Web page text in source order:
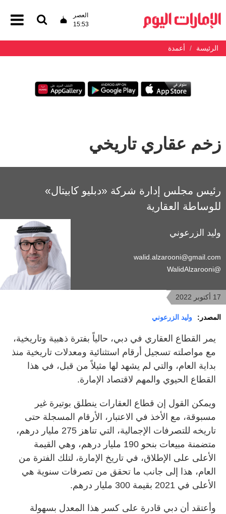
العصر
15:53
الرئيسة أعمدة
زخم عقاري تاريخي
رئيس مجلس إدارة شركة «دبليو كابيتال»
للوساطة العقارية
وليد الزرعوني
walid.alzarooni@gmail.com
@WalidAlzarooni
17 أكتوبر 2022
المصدر: وليد الزرعوني
يمر القطاع العقاري في دبي، حالياً بفترة ذهبية وتاريخية،
مع مواصلته تسجيل أرقام استثنائية ومعدلات تاريخية منذ
بداية العام، والتي لم يشهد لها مثيلاً من قبل، في هذا
القطاع الحيوي والمهم لاقتصاد الإمارة.
ويمكن القول إن قطاع العقارات ينطلق بوتيرة غير
مسبوقة، مع الأخذ في الاعتبار، الأرقام المسجلة حتى
تاريخه للتصرفات الإجمالية، التي تناهز 275 مليار درهم،
متضمنة مبيعات بنحو 190 مليار درهم، وهي القيمة
الأعلى على الإطلاق، في تاريخ الإمارة، لتلك الفترة من
العام، هذا إلى جانب ما تحقق من تصرفات سنوية هي
الأعلى في 2021 بقيمة 300 مليار درهم.
وأعتقد أن دبي قادرة على كسر هذا المعدل بسهولة